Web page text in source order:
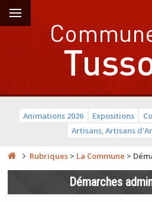
Animations 2026 Expositions
Artisans, Artisans
Rubriques > La Commune >
Démarches